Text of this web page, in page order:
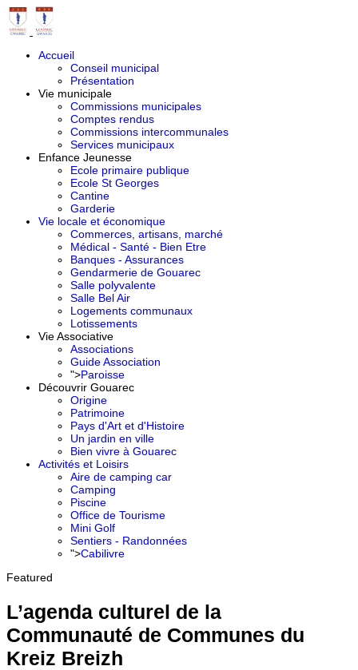
Accueil
Conseil municipal
Présentation
Vie municipale
Commissions municipales
Comptes rendus
Commissions intercommunales
Services municipaux
Enfance Jeunesse
Ecole primaire publique
Ecole St Georges
Cantine
Garderie
Vie locale et économique
Commerces, artisans, marché
Médical - Santé - Bien Etre
Banques - Assurances
Gendarmerie de Gouarec
Salle polyvalente
Salle Bel Air
Logements communaux
Lotissements
Vie Associative
Associations
Guide Association
">Paroisse
Découvrir Gouarec
Origine
Patrimoine
Pays d'Art et d'Histoire
Un jardin en ville
Bien vivre à Gouarec
Activités et Loisirs
Aire de camping car
Camping
Piscine
Office de Tourisme
Mini Golf
Sentiers - Randonnées
">Cabilivre
Featured
L’agenda culturel de la
Communauté de Communes du
Kreiz Breizh